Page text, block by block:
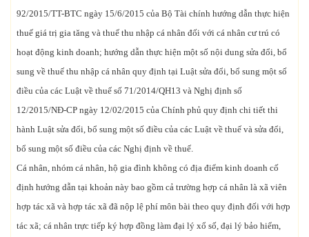
92/2015/TT-BTC ngày 15/6/2015 của Bộ Tài chính hướng dẫn thực hiện
thuế giá trị gia tăng và thuế thu nhập cá nhân đối với cá nhân cư trú có
hoạt động kinh doanh; hướng dẫn thực hiện một số nội dung sửa đổi, bổ
sung về thuế thu nhập cá nhân quy định tại Luật sửa đổi, bổ sung một số
điều của các Luật về thuế số 71/2014/QH13 và Nghị định số
12/2015/NĐ-CP ngày 12/02/2015 của Chính phủ quy định chi tiết thi
hành Luật sửa đổi, bổ sung một số điều của các Luật về thuế và sửa đổi,
bổ sung một số điều của các Nghị định về thuế.
Cá nhân, nhóm cá nhân, hộ gia đình không có địa điểm kinh doanh cố
định hướng dẫn tại khoản này bao gồm cả trường hợp cá nhân là xã viên
hợp tác xã và hợp tác xã đã nộp lệ phí môn bài theo quy định đối với hợp
tác xã; cá nhân trực tiếp ký hợp đồng làm đại lý xổ số, đại lý bảo hiểm,